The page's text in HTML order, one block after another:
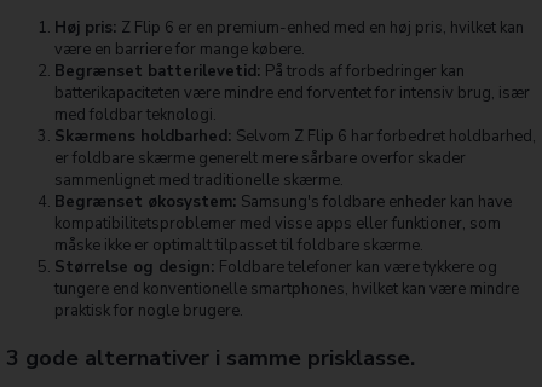
Høj pris: Z Flip 6 er en premium-enhed med en høj pris, hvilket kan
være en barriere for mange købere.
Begrænset batterilevetid: På trods af forbedringer kan
batterikapaciteten være mindre end forventet for intensiv brug, især
med foldbar teknologi.
Skærmens holdbarhed: Selvom Z Flip 6 har forbedret holdbarhed,
er foldbare skærme generelt mere sårbare overfor skader
sammenlignet med traditionelle skærme.
Begrænset økosystem: Samsung's foldbare enheder kan have
kompatibilitetsproblemer med visse apps eller funktioner, som
måske ikke er optimalt tilpasset til foldbare skærme.
Størrelse og design: Foldbare telefoner kan være tykkere og
tungere end konventionelle smartphones, hvilket kan være mindre
praktisk for nogle brugere.
3 gode alternativer i samme prisklasse.